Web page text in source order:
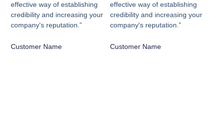
effective way of establishing
credibility and increasing your
company's reputation.”
Customer Name
effective way of establishing
credibility and increasing your
company's reputation.”
Customer Name